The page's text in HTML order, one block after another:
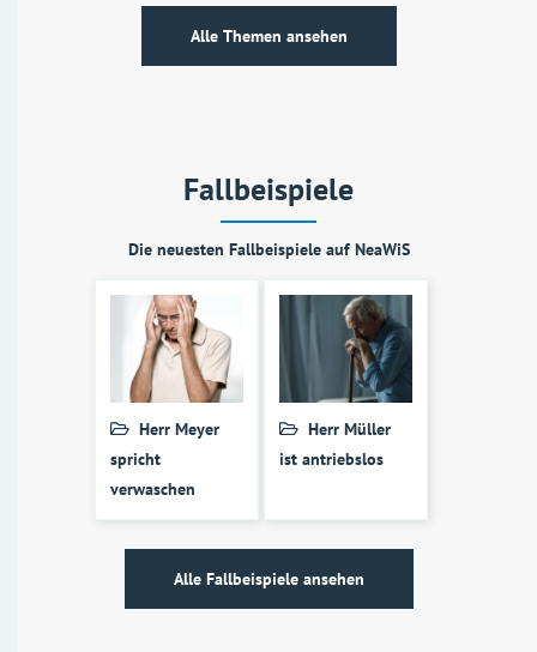
Alle Themen ansehen
Fallbeispiele
Die neuesten Fallbeispiele auf NeaWiS
Herr Meyer
spricht
verwaschen
Herr Müller
ist antriebslos
Alle Fallbeispiele ansehen